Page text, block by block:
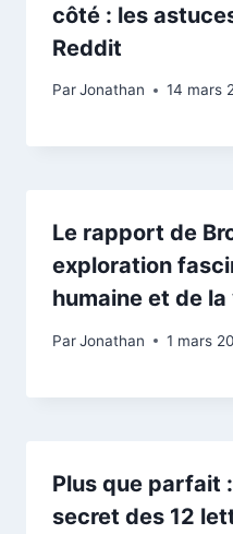
côté : les
Reddit
ParJonathan 14 mars
Le rapport de
exploration
humaine et de
ParJonathan 1 mars
Plus que parfait
secret des 12